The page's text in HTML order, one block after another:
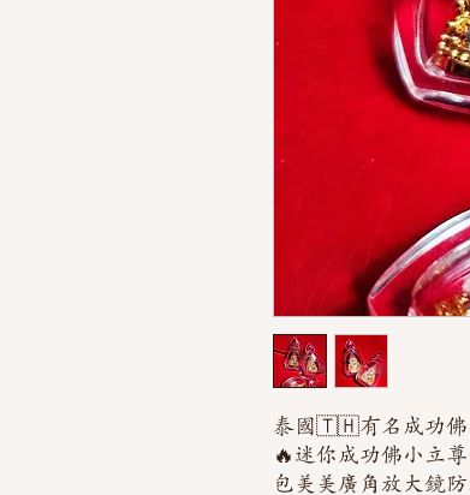
泰國🇹🇭有名成功佛
🔥迷你成功佛小立尊
包美美廣角放大鏡